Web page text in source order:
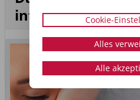
interessieren
Cookie-
Alles
Alle